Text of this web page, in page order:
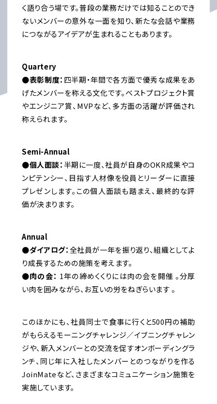
く語り合う場です。普段の業務だけでは知ることのでき
ないメンバーの意外な一面を知り、新たな会話や業務
につながるアイデアが生まれることもあります。
Quartery
●表彰制度： 四半期・年間で各方面で優秀な成果をあ
げたメンバーを称える文化です。ベストプロジェクト賞
やエンジニア賞、MVPなど、多方面の活躍が評価され
称えられます。
Semi-Annual
●個人面談：半期に一度、社員が自身のOKR成果やコ
ンピテンシー、目指す人材像を役員とリーダーに直接
プレゼンします。この個人面談も踏まえ、最終的な評
価が決まります。
Annual
●ダイアログ：全社員が一年を振り返り、組織としてよ
り成長するための施策を考えます。
●肉の会： 1年の締めくくりには肉の会を開催 。分厚
い肉を囲みながら、お互いの労をねぎらいます 。
このほかにも、社員同士で食事に行くと500円の補助
がもらえるモーニングチャレンジ／イブニングチャレン
ジや、新入メンバーとの交流を促すオンボーディングラ
ンチ、同じ年に入社したメンバーとのつながりを作る
JoinMateなど、さまざまなコミュニケーション施策を
実施しています。